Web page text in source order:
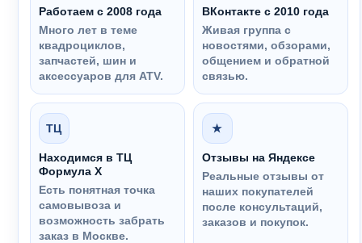
Работаем с 2008 года
Много лет в теме
квадроциклов,
запчастей, шин и
аксессуаров для ATV.
ВКонтакте с 2010 года
Живая группа с
новостями, обзорами,
общением и обратной
связью.
ТЦ
Находимся в ТЦ
Формула Х
Есть понятная точка
самовывоза и
возможность забрать
заказ в Москве.
★
Отзывы на Яндексе
Реальные отзывы от
наших покупателей
после консультаций,
заказов и покупок.